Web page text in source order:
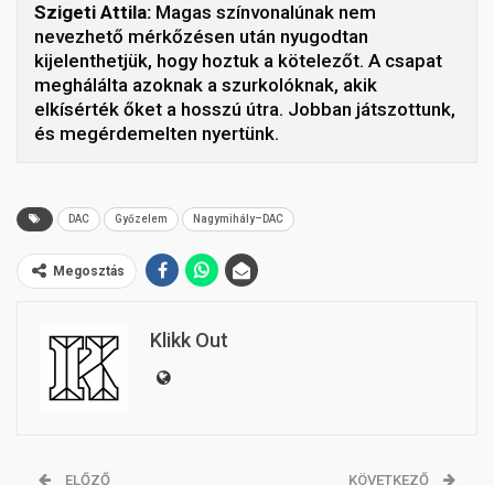
Szigeti Attila: Magas színvonalúnak nem
nevezhető mérkőzésen után nyugodtan
kijelenthetjük, hogy hoztuk a kötelezőt. A csapat
meghálálta azoknak a szurkolóknak, akik
elkísérték őket a hosszú útra. Jobban játszottunk,
és megérdemelten nyertünk.
DAC Győzelem Nagymihály–DAC
Megosztás
Klikk Out
ELŐZŐ KÖVETKEZŐ